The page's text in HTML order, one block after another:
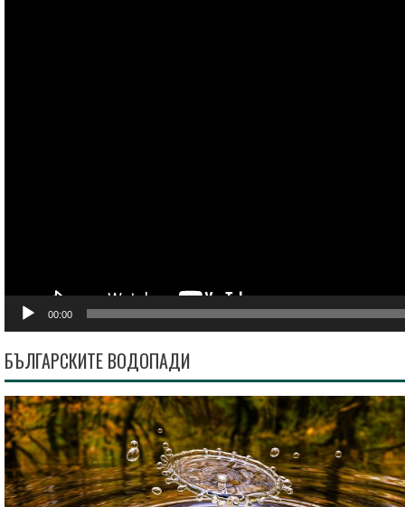
00:00
БЪЛГАРСКИТЕ ВОДОПАДИ